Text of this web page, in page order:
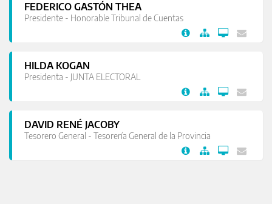
FEDERICO GASTÓN THEA
Presidente - Honorable Tribunal de Cuentas
HILDA KOGAN
Presidenta - JUNTA ELECTORAL
DAVID RENÉ JACOBY
Tesorero General - Tesorería General de la Provincia